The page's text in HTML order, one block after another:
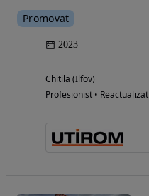
Promovat
2023
Chitila (Ilfov)
Profesionist • Reactualizat